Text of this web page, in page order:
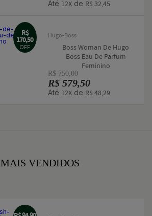
Até 12Xde R$ 32,45
R$
170,50
OFF
Hugo-Boss
Boss Woman De Hugo
Boss Eau De Parfum
Feminino
R$ 750,00
R$ 579,50
Até 12Xde R$ 48,29
MAIS VENDIDOS